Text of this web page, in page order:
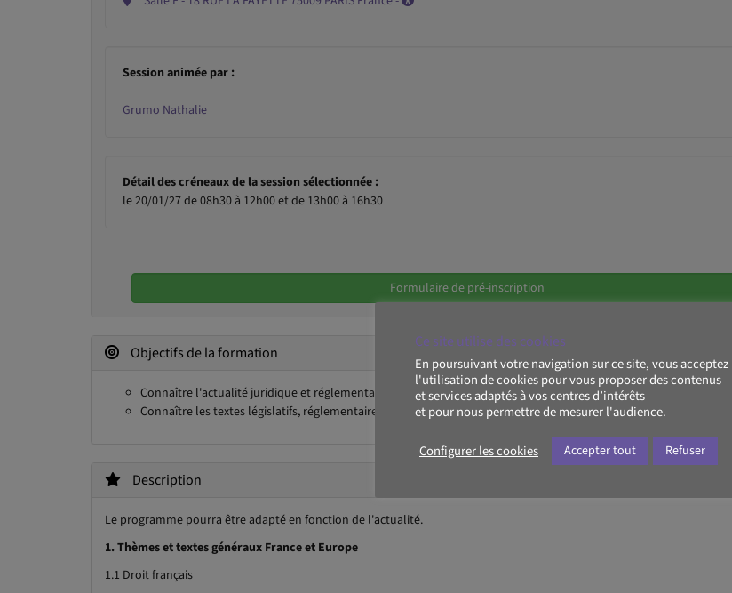
Session animée par :
Grumo Nathalie
Détail des créneaux de la session sélectionnée :
le 20/01/27 de 08h30 à 12h00 et de 13h00 à 16h30
Formulaire de pré-inscription
Objectifs de la formation
Connaître l'actualité juridique et réglementaire de l'année 2025
Connaître les textes législatifs, réglementaires, de régulation et des arrêts affectant directement l'activité bancaire
Description
Le programme pourra être adapté en fonction de l'actualité.
1. Thèmes et textes généraux France et Europe
1.1 Droit français
Ce site utilise des cookies
En poursuivant votre navigation sur ce site, vous acceptez
l'utilisation de cookies pour vous proposer des contenus
et services adaptés à vos centres d’intérêts
et pour nous permettre de mesurer l'audience.
Configurer les cookies Accepter tout Refuser